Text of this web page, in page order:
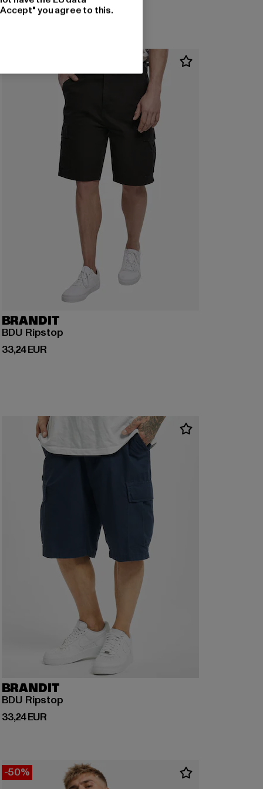
BRANDIT
BDU Ripstop
33,24 EUR
Derzeitiger Preis: 33,24 EUR
BRANDIT
BDU Ripstop
33,24 EUR
Derzeitiger Preis: 33,24 EUR
-50%
you agree to this.